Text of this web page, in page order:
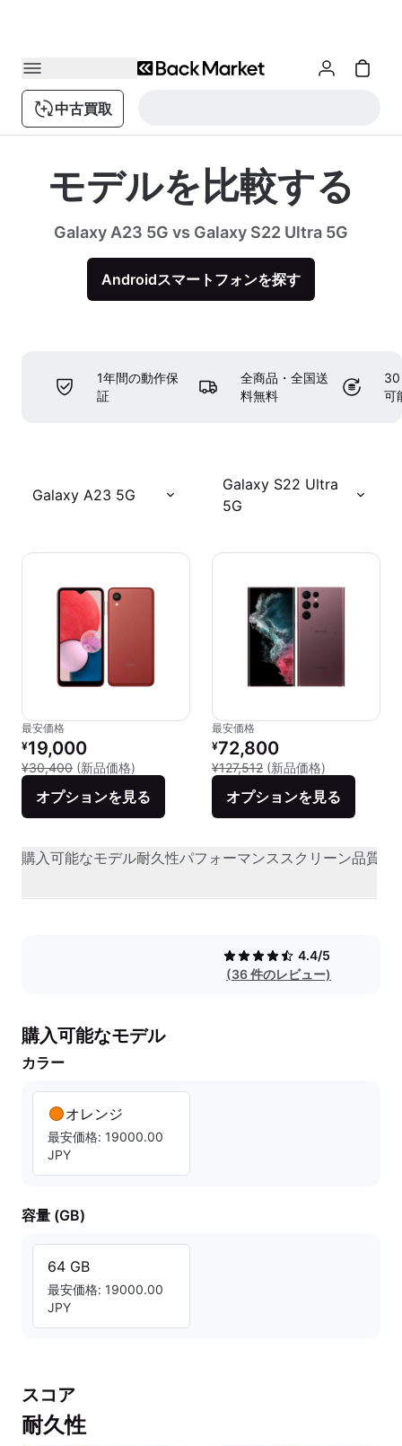
中古買取
モデルを比較する
Galaxy A23 5G vs Galaxy S22 Ultra 5G
Androidスマートフォンを探す
1年間の動作保
証
全商品・全国送
料無料
30
可
Galaxy A23 5G
Galaxy S22 Ultra
5G
最安価格
リファービッシュ品の価格：
¥19,000
¥30,400 (新品価格) 新品との比較：¥30,400
オプションを見る
最安価格
リファービッシュ品の価格：
¥72,800
¥127,512 (新品価格)
オプションを見る
購入可能なモデル耐久性パフォーマンススクリーン品質
4.4/5
(36 件のレビュー)
購入可能なモデル
カラー
オレンジ
最安価格: 19000.00
JPY
容量 (GB)
64 GB
最安価格: 19000.00
JPY
スコア
耐久性